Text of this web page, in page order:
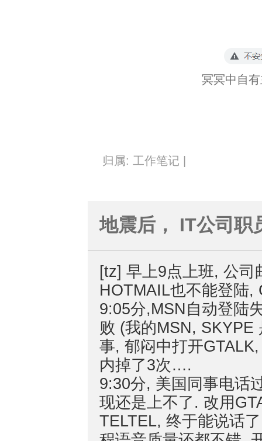
冥冥中自
归属: 工作笔记 |
地震后， IT公司
[tz] 早上9点上班, 公司
HOTMAIL也不能登陆,
9:05分,MSN自动登陆
败 (我的MSN, SKYPE
事, 郁闷中打开
内掉了3次….
9:30分, 美国同事电话
现还是上不了. 改用
TELTEL, 终于能说话